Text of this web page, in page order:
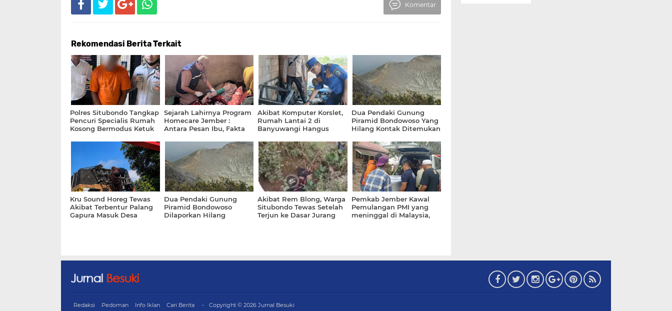
Komentar
Rekomendasi Berita Terkait
Polres Situbondo Tangkap
Pencuri Specialis Rumah
Kosong Bermodus Ketuk
Sejarah Lahirnya Program
Homecare Jember :
Antara Pesan Ibu, Fakta
Ketertekanan Bathin
Bupati Fawait
Akibat Komputer Korslet,
Rumah Lantai 2 di
Banyuwangi Hangus
Dua Pendaki Gunung
Piramid Bondowoso Yang
Hilang Kontak Ditemukan
Kru Sound Horeg Tewas
Akibat Terbentur Palang
Gapura Masuk Desa
Dua Pendaki Gunung
Piramid Bondowoso
Dilaporkan Hilang
Akibat Rem Blong, Warga
Situbondo Tewas Setelah
Terjun ke Dasar Jurang
Pemkab Jember Kawal
Pemulangan PMI yang
meninggal di Malaysia,
Redaksi Pedoman Info Iklan Cari Berita Copyright © 2026 Jurnal Besuki